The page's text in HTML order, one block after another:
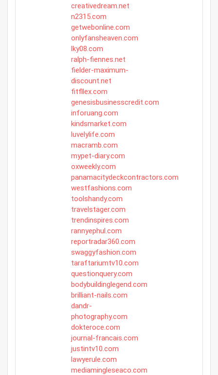
creativedream.net
n2315.com
getwebonline.com
onlyfansheaven.com
lky08.com
ralph-fiennes.net
fielder-maximum-
discount.net
fitfllex.com
genesisbusinesscredit.com
inforuang.com
kindsmarket.com
luvelylife.com
macramb.com
mypet-diary.com
oxweekly.com
panamacitydeckcontractors.com
westfashions.com
toolshandy.com
travelstager.com
trendinspires.com
rannyephul.com
reportradar360.com
swaggyfashion.com
taraftariumtv10.com
questionquery.com
bodybuildinglegend.com
brilliant-nails.com
dandr-
photography.com
dokteroce.com
journal-francais.com
justintv10.com
lawyerule.com
mediamingleseaco.com